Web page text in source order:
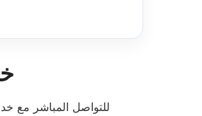
للتواصل المباشر مع